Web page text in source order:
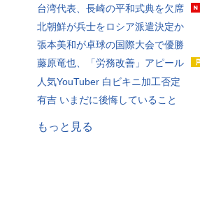
台湾代表、長崎の平和式典を欠席
北朝鮮が兵士をロシア派遣決定か
張本美和が卓球の国際大会で優勝
藤原竜也、「労務改善」アピール
人気YouTuber 白ビキニ加工否定
有吉 いまだに後悔していること
もっと見る